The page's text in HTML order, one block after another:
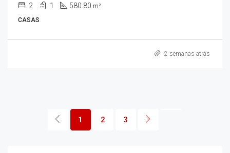
2 1 580.80 m²
CASAS
2 semanas atrás
1 2 3